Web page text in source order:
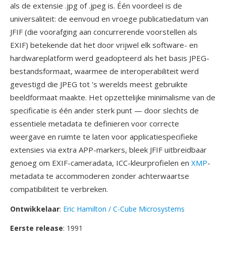
als de extensie .jpg of .jpeg is. Één voordeel is de
universaliteit: de eenvoud en vroege publicatiedatum van
JFIF (die voorafging aan concurrerende voorstellen als
EXIF) betekende dat het door vrijwel elk software- en
hardwareplatform werd geadopteerd als het basis JPEG-
bestandsformaat, waarmee de interoperabiliteit werd
gevestigd die JPEG tot 's werelds meest gebruikte
beeldformaat maakte. Het opzettelijke minimalisme van de
specificatie is één ander sterk punt — door slechts de
essentiele metadata te definieren voor correcte
weergave en ruimte te laten voor applicatiespecifieke
extensies via extra APP-markers, bleek JFIF uitbreidbaar
genoeg om EXIF-cameradata, ICC-kleurprofielen en XMP-
metadata te accommoderen zonder achterwaartse
compatibiliteit te verbreken.
Ontwikkelaar: Eric Hamilton / C-Cube Microsystems
Eerste release: 1991